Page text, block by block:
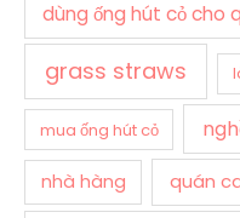
dùng ống hút cỏ cho
grass straws
mua ống hút cỏ
nhà hàng quán